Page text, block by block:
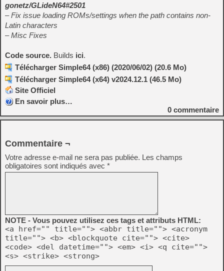
gonetz/GLideN64#2501
– Fix issue loading ROMs/settings when the path contains non-
Latin characters
– Misc Fixes
Code source. Builds ici.
Télécharger Simple64 (x86) (2020/06/02) (20.6 Mo)
Télécharger Simple64 (x64) v2024.12.1 (46.5 Mo)
Site Officiel
En savoir plus…
0 commentaire
Commentaire ¬
Votre adresse e-mail ne sera pas publiée. Les champs
obligatoires sont indiqués avec *
NOTE - Vous pouvez utilisez ces tags et attributs HTML:
<a href="" title=""> <abbr title=""> <acronym
title=""> <b> <blockquote cite=""> <cite>
<code> <del datetime=""> <em> <i> <q cite="">
<s> <strike> <strong>